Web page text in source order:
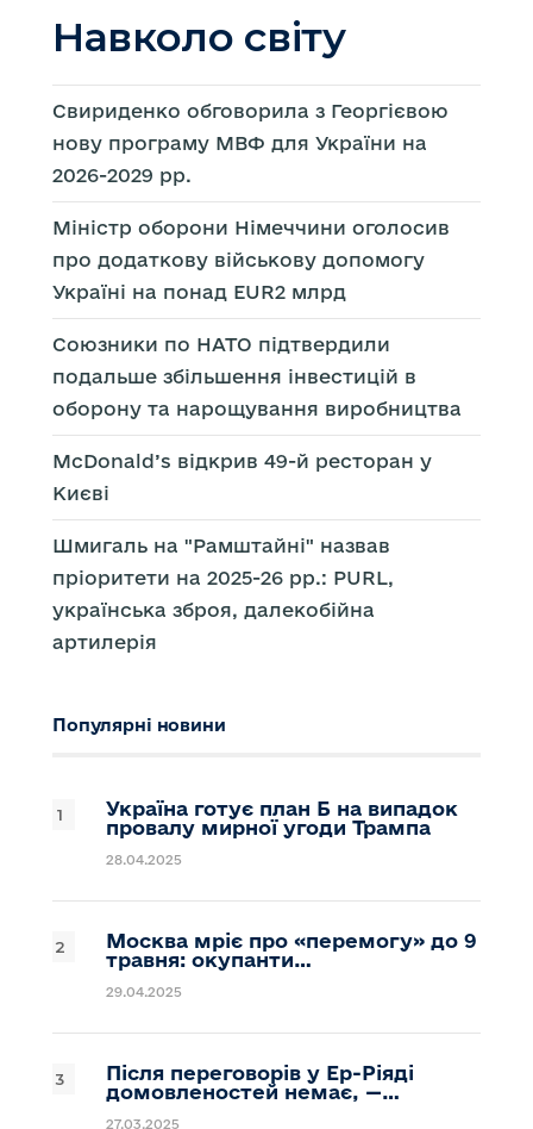
сплати
податків,
Навколо світу
Свириденко обговорила з Георгієвою
нову програму МВФ для України на
2026-2029 рр.
Міністр оборони Німеччини оголосив
про додаткову військову допомогу
Україні на понад EUR2 млрд
Союзники по НАТО підтвердили
подальше збільшення інвестицій в
оборону та нарощування виробництва
McDonald’s відкрив 49-й ресторан у
Києві
Шмигаль на "Рамштайні" назвав
пріоритети на 2025-26 рр.: PURL,
українська зброя, далекобійна
артилерія
Популярні новини
Україна готує план Б на випадок
провалу мирної угоди Трампа
28.04.2025
Москва мріє про «перемогу» до 9
травня: окупанти…
29.04.2025
Після переговорів у Ер-Ріяді
домовленостей немає, —…
27.03.2025